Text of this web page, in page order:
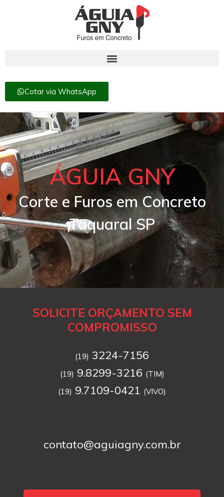
Cotar via WhatsApp
ÁGUIA GNY
Corte e Furos em Concreto
Taquaral SP
SOLICITE ORÇAMENTO SEM
COMPROMISSO
(19) 3224-7156
(19) 9.8299-3216 (TIM)
(19) 9.7109-0421 (VIVO)
contato@aguiagny.com.br